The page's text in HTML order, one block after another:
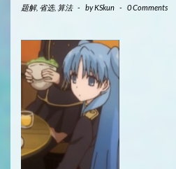
题解, 省选, 算法 - byKSkun - 0 Comments